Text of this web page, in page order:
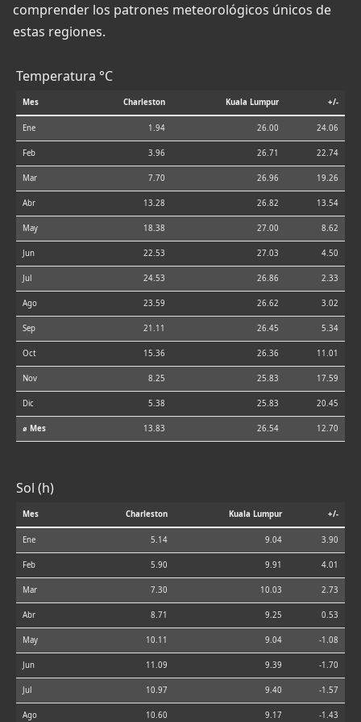
comprender los patrones meteorológicos únicos de
estas regiones.
Temperatura °C
Mes Charleston Kuala Lumpur +/-
Ene 1.94 26.00 24.06
Feb 3.96 26.71 22.74
Mar 7.70 26.96 19.26
Abr 13.28 26.82 13.54
May 18.38 27.00 8.62
Jun 22.53 27.03 4.50
Jul 24.53 26.86 2.33
Ago 23.59 26.62 3.02
Sep 21.11 26.45 5.34
Oct 15.36 26.36 11.01
Nov 8.25 25.83 17.59
Dic 5.38 25.83 20.45
⌀ Mes 13.83 26.54 12.70
Sol (h)
Mes Charleston Kuala Lumpur +/-
Ene 5.14 9.04 3.90
Feb 5.90 9.91 4.01
Mar 7.30 10.03 2.73
Abr 8.71 9.25 0.53
May 10.11 9.04 -1.08
Jun 11.09 9.39 -1.70
Jul 10.97 9.40 -1.57
Ago 10.60 9.17 -1.43